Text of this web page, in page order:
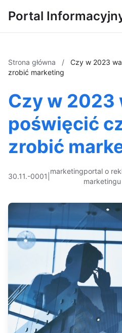
Portal
Strona główna /
Czy w 2023
zrobić marketing
Czy w 2023
poświęcić
zrobić
30.11.-0001
marketingportal o
marketingu